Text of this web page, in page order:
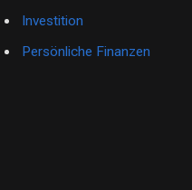
Investition
Persönliche Finanzen